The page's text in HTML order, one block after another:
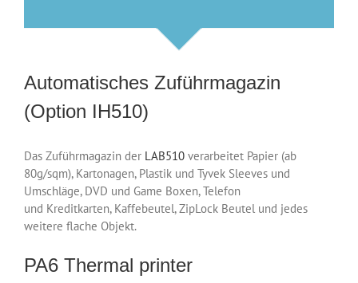
Automatisches Zuführmagazin
(Option IH510)
Das Zuführmagazin der LAB510 verarbeitet Papier (ab
80g/sqm), Kartonagen, Plastik und Tyvek Sleeves und
Umschläge, DVD und Game Boxen, Telefon
und Kreditkarten, Kaffebeutel, ZipLock Beutel und jedes
weitere flache Objekt.
PA6 Thermal printer